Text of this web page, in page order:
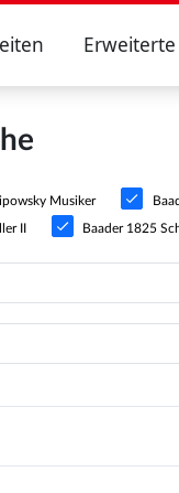
Erweiterte
Musiker
II Baader 1825